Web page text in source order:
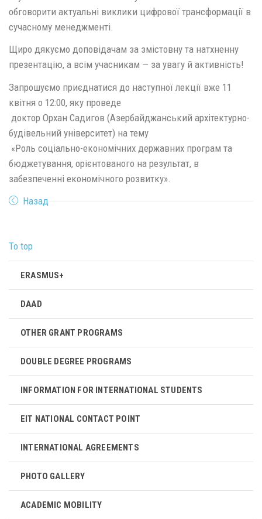
обговорити актуальні виклики цифрової трансформації в
сучасному менеджменті.
Щиро дякуємо доповідачам за змістовну та натхненну
презентацію, а всім учасникам — за увагу й активність!
Запрошуємо приєднатися до наступної лекції вже 11
квітня о 12:00, яку проведе
доктор Орхан Садигов (Азербайджанський архітектурно-
будівельний університет) на тему
«Роль соціально-економічних державних програм та
бюджетування, орієнтованого на результат, в
забезпеченні економічного розвитку».
Назад
To top
ERASMUS+
DAAD
OTHER GRANT PROGRAMS
DOUBLE DEGREE PROGRAMS
INFORMATION FOR INTERNATIONAL STUDENTS
EIT NATIONAL CONTACT POINT
INTERNATIONAL AGREEMENTS
PHOTO GALLERY
ACADEMIC MOBILITY